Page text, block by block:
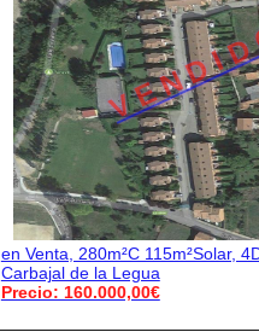
V E N D I
en Venta, 280m²C 115m²Solar,
Carbajal de la Legua
Precio: 160.000,00€